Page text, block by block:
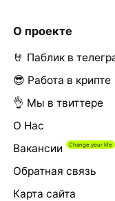
О проекте
🤘 Паблик в
😎 Работа в крипте
👌 Мы в твиттере
О Нас
Вакансии
Обратная связь
Карта сайта